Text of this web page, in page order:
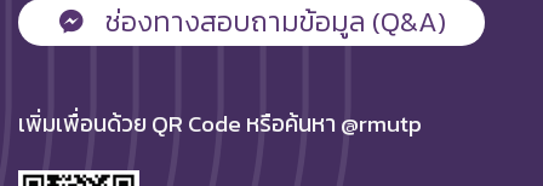
ช่องทางสอบถามข้อมูล (Q&A)
เพิ่มเพื่อนด้วย QR Code หรือค้นหา @rmutp